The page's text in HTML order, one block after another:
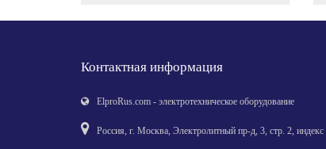
Контактная информация
ElproRus.com - электротехническое оборудование
Россия, г. Москва, Электролитный пp-д, 3, стр. 2, индекс